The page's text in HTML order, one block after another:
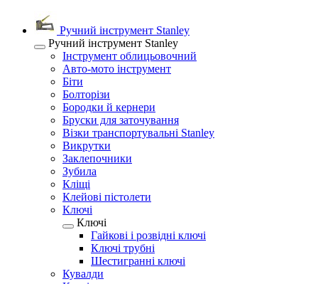
Ручний інструмент Stanley
Ручний інструмент Stanley
Інструмент облицьовочний
Авто-мото інструмент
Біти
Болторізи
Бородки й кернери
Бруски для заточування
Візки транспортувальні Stanley
Викрутки
Заклепочники
Зубила
Кліщі
Клейові пістолети
Ключі
Ключі
Гайкові і розвідні ключі
Ключі трубні
Шестигранні ключі
Кувалди